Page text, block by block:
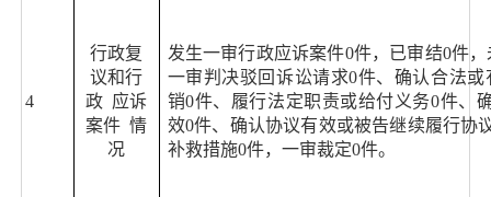
4
行政复
议和行
政 应诉
案件 情
况
发生一审行政应诉案件0件，已审结0件，
一审判决驳回诉讼请求0件、确认合法或
销0件、履行法定职责或给付义务0件、
效0件、确认协议有效或被告继续履行协
补救措施0件，一审裁定0件。